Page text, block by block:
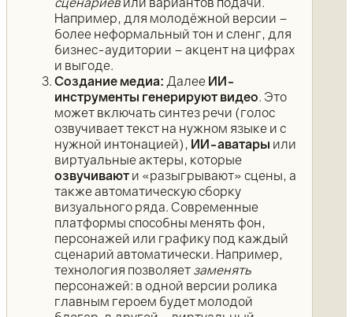
Например, для молодёжной версии –
более неформальный тон и сленг, для
бизнес-аудитории – акцент на цифрах
и выгоде.
Создание медиа: Далее ИИ-
инструменты генерируют видео. Это
может включать синтез речи (голос
озвучивает текст на нужном языке и с
нужной интонацией), ИИ-аватары или
виртуальные актеры, которые
озвучивают и «разыгрывают» сцены, а
также автоматическую сборку
визуального ряда. Современные
платформы способны менять фон,
персонажей или графику под каждый
сценарий автоматически. Например,
технология позволяет заменять
персонажей: в одной версии ролика
главным героем будет молодой